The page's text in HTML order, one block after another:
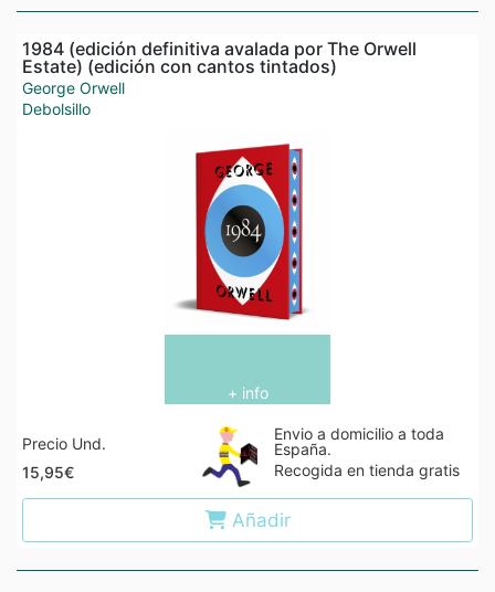
1984 (edición definitiva avalada por The Orwell
Estate) (edición con cantos tintados)
George Orwell
Debolsillo
+ info
Precio Und.
15,95€
Envio a domicilio a toda
España.
Recogida en tienda gratis
Añadir